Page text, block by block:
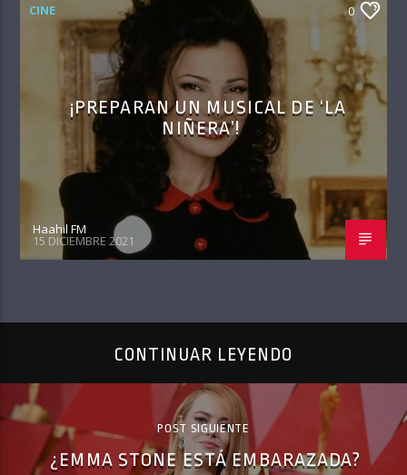
CINE 0
¡PREPARAN UN MUSICAL DE ‘LA
NIÑERA’!
Haahil FM
15 DICIEMBRE 2021
CONTINUAR LEYENDO
POST SIGUIENTE
¿EMMA STONE ESTÁ EMBARAZADA?